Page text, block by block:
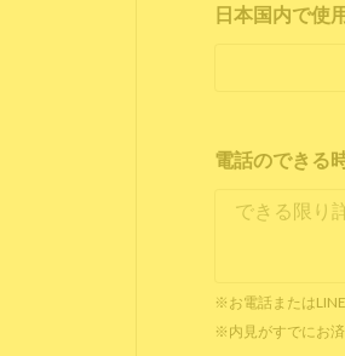
日本国内で使
電話のできる
※お電話または
※内見がすでにお済